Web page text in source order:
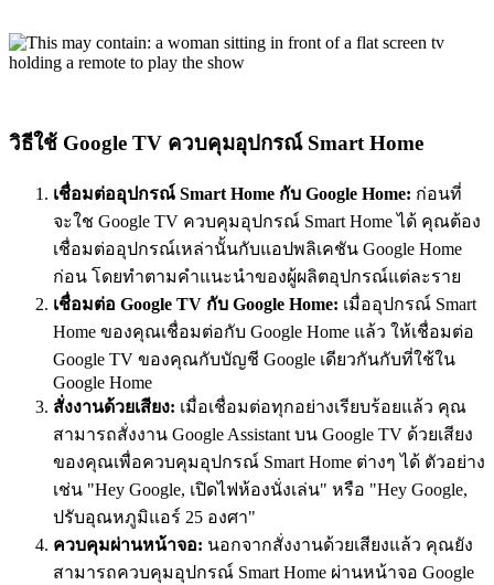
วิธีใช้ Google TV ควบคุมอุปกรณ์ Smart Home
เชื่อมต่ออุปกรณ์ Smart Home กับ Google Home: ก่อนที่
จะใช Google TV ควบคุมอุปกรณ์ Smart Home ได้ คุณต้อง
เชื่อมต่ออุปกรณ์เหล่านั้นกับแอปพลิเคชัน Google Home
ก่อน โดยทำตามคำแนะนำของผู้ผลิตอุปกรณ์แต่ละราย
เชื่อมต่อ Google TV กับ Google Home: เมื่ออุปกรณ์ Smart
Home ของคุณเชื่อมต่อกับ Google Home แล้ว ให้เชื่อมต่อ
Google TV ของคุณกับบัญชี Google เดียวกันกับที่ใช้ใน
Google Home
สั่งงานด้วยเสียง: เมื่อเชื่อมต่อทุกอย่างเรียบร้อยแล้ว คุณ
สามารถสั่งงาน Google Assistant บน Google TV ด้วยเสียง
ของคุณเพื่อควบคุมอุปกรณ์ Smart Home ต่างๆ ได้ ตัวอย่าง
เช่น "Hey Google, เปิดไฟห้องนั่งเล่น" หรือ "Hey Google,
ปรับอุณหภูมิแอร์ 25 องศา"
ควบคุมผ่านหน้าจอ: นอกจากสั่งงานด้วยเสียงแล้ว คุณยัง
สามารถควบคุมอุปกรณ์ Smart Home ผ่านหน้าจอ Google